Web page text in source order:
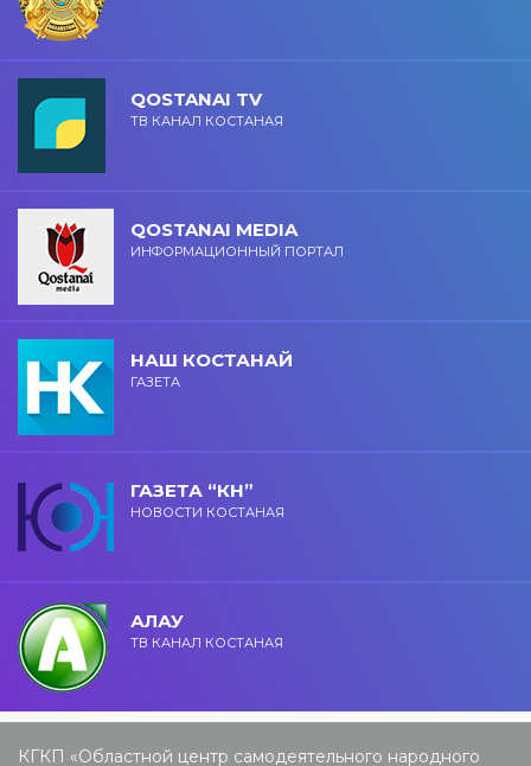
QOSTANAI TV
ТВ КАНАЛ КОСТАНАЯ
QOSTANAI MEDIA
ИНФОРМАЦИОННЫЙ ПОРТАЛ
НАШ КОСТАНАЙ
ГАЗЕТА
ГАЗЕТА “КН”
НОВОСТИ КОСТАНАЯ
АЛАУ
ТВ КАНАЛ КОСТАНАЯ
КГКП «Областной центр самодеятельного народного